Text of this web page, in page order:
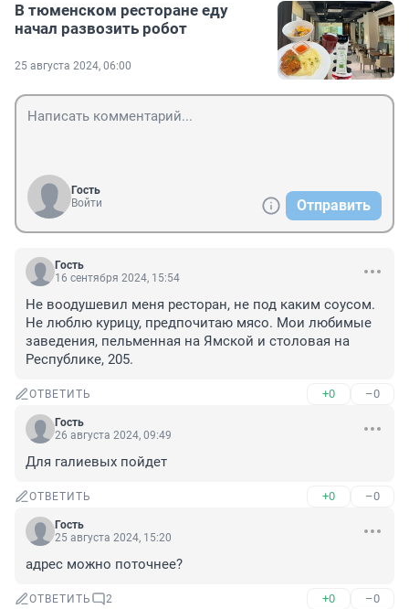
В тюменском ресторане еду
начал развозить робот
25 августа 2024, 06:00
Гость
Войти
Отправить
Гость
16 сентября 2024, 15:54
Не воодушевил меня ресторан, не под каким соусом.
Не люблю курицу, предпочитаю мясо. Мои любимые
заведения, пельменная на Ямской и столовая на
Республике, 205.
ОТВЕТИТЬ +0 –0
Гость
26 августа 2024, 09:49
Для галиевых пойдет
ОТВЕТИТЬ +0 –0
Гость
25 августа 2024, 15:20
адрес можно поточнее?
ОТВЕТИТЬ 2 +0 –0